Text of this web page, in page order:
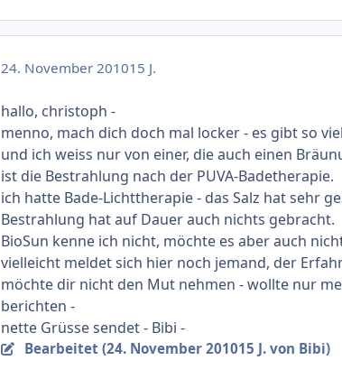
24. November 201015 J.
hallo, christoph -
menno, mach dich doch mal locker - es gibt so
und ich weiss nur von einer, die auch einen
ist die Bestrahlung nach der PUVA-Badetherapie.
ich hatte Bade-Lichttherapie - das Salz hat sehr
Bestrahlung hat auf Dauer auch nichts gebracht.
BioSun kenne ich nicht, möchte es aber auch
vielleicht meldet sich hier noch jemand, der
möchte dir nicht den Mut nehmen - wollte nur
berichten -
nette Grüsse sendet - Bibi -
Bearbeitet (24. November 201015 J. von Bibi)